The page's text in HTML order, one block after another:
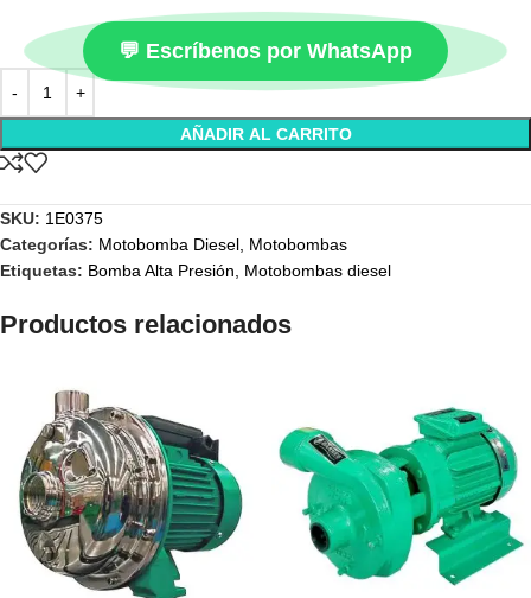
💬 Escríbenos por WhatsApp
AÑADIR AL CARRITO
SKU: 1E0375
Categorías: Motobomba Diesel Motobombas
Etiquetas: Bomba Alta Presión Motobombas diesel
Productos relacionados